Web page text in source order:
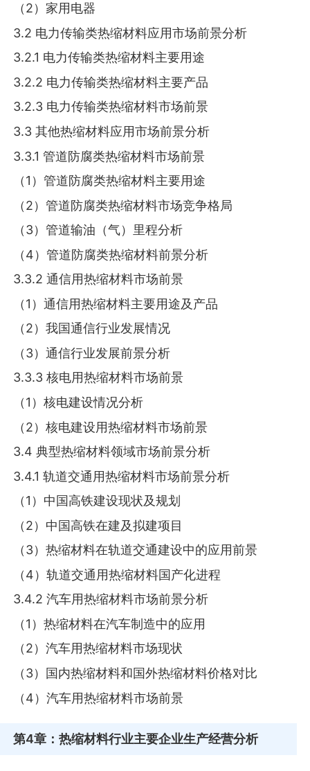
（2）家用电器
3.2 电力传输类热缩材料应用市场前景分析
3.2.1 电力传输类热缩材料主要用途
3.2.2 电力传输类热缩材料主要产品
3.2.3 电力传输类热缩材料市场前景
3.3 其他热缩材料应用市场前景分析
3.3.1 管道防腐类热缩材料市场前景
（1）管道防腐类热缩材料主要用途
（2）管道防腐类热缩材料市场竞争格局
（3）管道输油（气）里程分析
（4）管道防腐类热缩材料前景分析
3.3.2 通信用热缩材料市场前景
（1）通信用热缩材料主要用途及产品
（2）我国通信行业发展情况
（3）通信行业发展前景分析
3.3.3 核电用热缩材料市场前景
（1）核电建设情况分析
（2）核电建设用热缩材料市场前景
3.4 典型热缩材料领域市场前景分析
3.4.1 轨道交通用热缩材料市场前景分析
（1）中国高铁建设现状及规划
（2）中国高铁在建及拟建项目
（3）热缩材料在轨道交通建设中的应用前景
（4）轨道交通用热缩材料国产化进程
3.4.2 汽车用热缩材料市场前景分析
（1）热缩材料在汽车制造中的应用
（2）汽车用热缩材料市场现状
（3）国内热缩材料和国外热缩材料价格对比
（4）汽车用热缩材料市场前景
第4章 ：热缩材料行业主要企业生产经营分析